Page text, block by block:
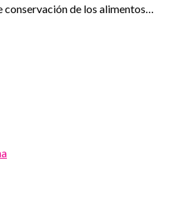
conservación de los alimentos…